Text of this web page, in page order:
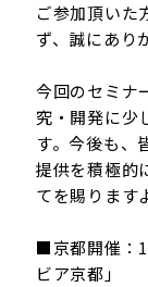
ご参加頂いた
ず、誠にあり
今回のセミナ
究・開発に少
す。今後も、
提供を積極的
てを賜ります
■京都開催：
ビア京都」